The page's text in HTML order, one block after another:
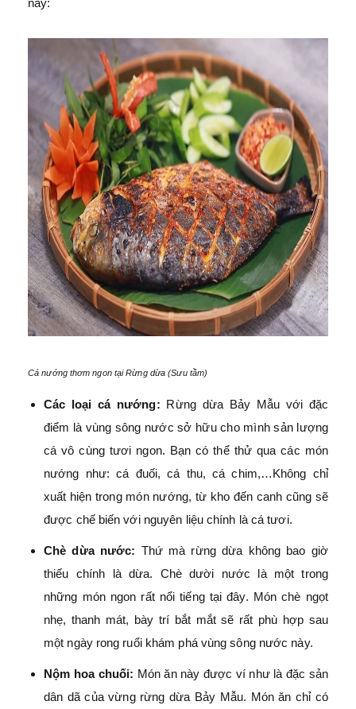
Cá nướng thơm ngon tại Rừng dừa (Sưu tầm)
Các loại cá nướng: Rừng dừa Bảy Mẫu với đặc
điểm là vùng sông nước sở hữu cho mình sản lượng
cá vô cùng tươi ngon. Bạn có thể thử qua các món
nướng như: cá đuối, cá thu, cá chim,…Không chỉ
xuất hiện trong món nướng, từ kho đến canh cũng sẽ
được chế biến với nguyên liệu chính là cá tươi.
Chè dừa nước: Thứ mà rừng dừa không bao giờ
thiếu chính là dừa. Chè dười nước là một trong
những món ngon rất nổi tiếng tại đây. Món chè ngọt
nhẹ, thanh mát, bày trí bắt mắt sẽ rất phù hợp sau
một ngày rong ruổi khám phá vùng sông nước này.
Nộm hoa chuối: Món ăn này được ví như là đặc sản
dân dã của vừng rừng dừa Bảy Mẫu. Món ăn chỉ có